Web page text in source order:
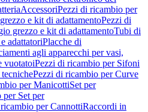
AccessoriPezzi di ricambio per
e kit di adattamentoPezzi di
grezzo e kit di adattamentoTubi di
adattatoriPlacche di
agli apparecchi per vasi,
vuotatoiPezzi di ricambio per Sifoni
Pezzi di ricambio per Curve
per ManicottiSet per
Set per
per CannottiRaccordi in